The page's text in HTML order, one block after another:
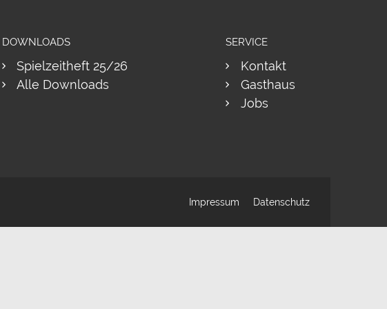
DOWNLOADS
Spielzeitheft 25/26
Alle Downloads
SERVICE
Kontakt
Gasthaus
Jobs
Impressum Datenschutz